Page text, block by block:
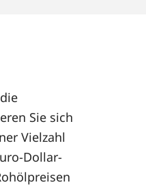
Sie sich
Vielzahl
Dollar-